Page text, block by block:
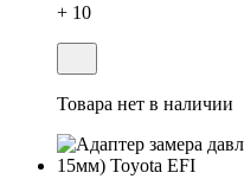
+ 10
Товара нет в наличии